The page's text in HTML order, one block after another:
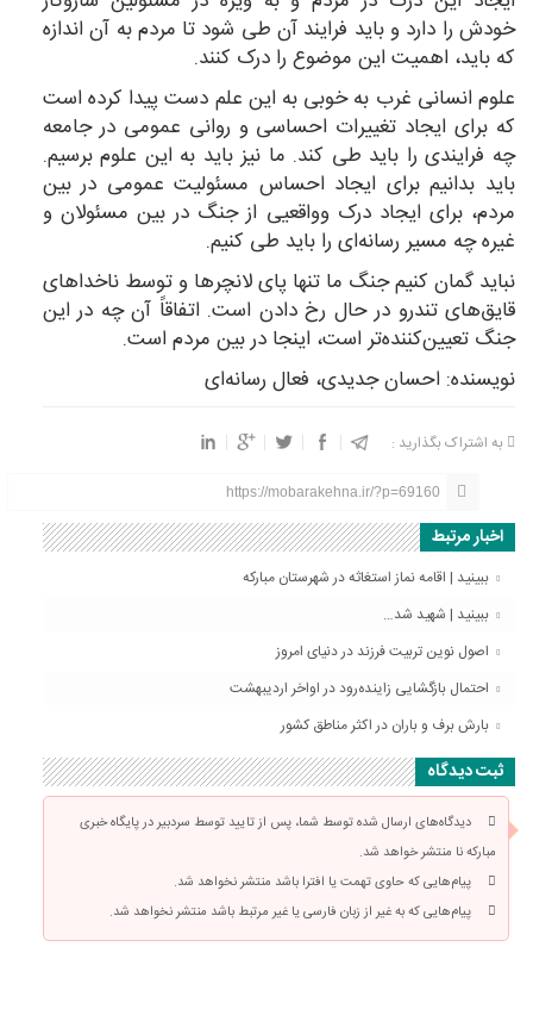
خودش را دارد و باید فرایند آن طی شود تا مردم به آن اندازه
که باید، اهمیت این موضوع را درک کنند.
علوم انسانی غرب به خوبی به این علم دست پیدا کرده است
که برای ایجاد تغییرات احساسی و روانی عمومی در جامعه
چه فرایندی را باید طی کند. ما نیز باید به این علوم برسیم.
باید بدانیم برای ایجاد احساس مسئولیت عمومی در بین
مردم، برای ایجاد درک وواقعیی از جنگ در بین مسئولان و
غیره چه مسیر رسانه‌ای را باید طی کنیم.
نباید گمان کنیم جنگ ما تنها پای لانچرها و توسط ناخداهای
قایق‌های تندرو در حال رخ دادن است. اتفاقاً آن چه در این
جنگ تعیین‌کننده‌تر است، اینجا در بین مردم است.
نویسنده: احسان جدیدی، فعال رسانه‌ای
به اشتراک بگذارید :
https://mobarakehna.ir/?p=69160
اخبار مرتبط
ببینید | اقامه نماز استغاثه در شهرستان مبارکه
ببینید | شهید شد…
اصول نوین تربیت فرزند در دنیای امروز
احتمال بازگشایی زاینده‌رود در اواخر اردیبهشت
بارش برف و باران در اکثر مناطق کشور
ثبت دیدگاه
دیدگاه‌های ارسال شده توسط شما، پس از تایید توسط سردبیر در پایگاه خبری
مبارکه نا منتشر خواهد شد.
پیام‌هایی که حاوی تهمت یا افترا باشد منتشر نخواهد شد.
پیام‌هایی که به غیر از زبان فارسی یا غیر مرتبط باشد منتشر نخواهد شد.